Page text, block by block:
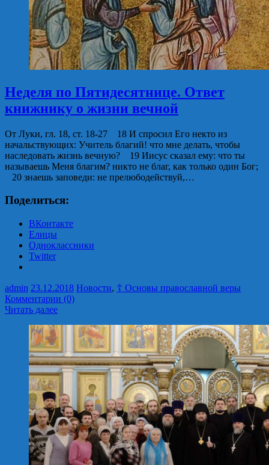
Неделя по Пятидесятнице. Ответ
книжнику о жизни вечной
От Луки, гл. 18, ст. 18-27 18 И спросил Его некто из
начальствующих: Учитель благий! что мне делать, чтобы
наследовать жизнь вечную? 19 Иисус сказал ему: что ты
называешь Меня благим? никто не благ, как только один Бог;
20 знаешь заповеди: не прелюбодействуй,…
Поделиться:
ВКонтакте
Елицы
Одноклассники
Twitter
admin 23.12.2018 Новости, ☦ Основы православной веры
Комментарии (0)
Читать далее